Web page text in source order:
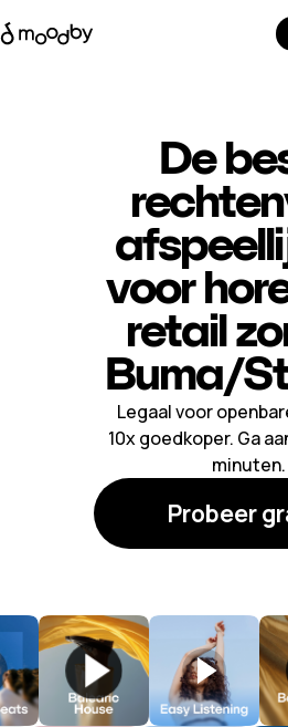
De
voor
retail
Buma/
Legaal voor
10x goedkoper. Ga
minuten.
Probeer